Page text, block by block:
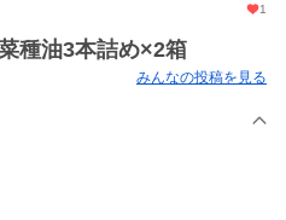
1
種油3本詰め×2箱
みんなの投稿を見る